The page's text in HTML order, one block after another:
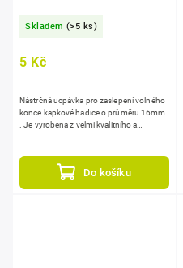
Skladem (>5 ks)
5 Kč
Do košíku
Nástrčná ucpávka pro zaslepení volného
konce kapkové hadice o průměru 16mm
. Je vyrobena z velmi kvalitního a